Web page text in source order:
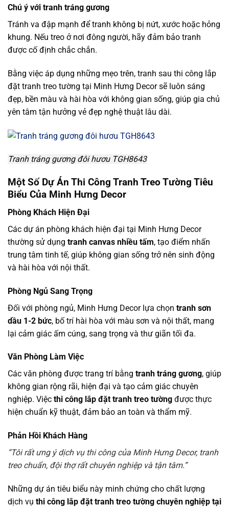
Chú ý với tranh tráng gương
Tránh va đập mạnh để tranh không bị nứt, xước hoặc hỏng
khung. Nếu treo ở nơi đông người, hãy đảm bảo tranh
được cố định chắc chắn.
Bằng việc áp dụng những mẹo trên, tranh sau thi công lắp
đặt tranh treo tường tại Minh Hưng Decor sẽ luôn sáng
đẹp, bền màu và hài hòa với không gian sống, giúp gia chủ
yên tâm tận hưởng vẻ đẹp nghệ thuật lâu dài.
Tranh tráng gương đôi hươu TGH8643
Một Số Dự Án Thi Công Tranh Treo Tường Tiêu
Biểu Của Minh Hưng Decor
Phòng Khách Hiện Đại
Các dự án phòng khách hiện đại tại Minh Hưng Decor
thường sử dụng tranh canvas nhiều tấm, tạo điểm nhấn
trung tâm tinh tế, giúp không gian sống trở nên sinh động
và hài hòa với nội thất.
Phòng Ngủ Sang Trọng
Đối với phòng ngủ, Minh Hưng Decor lựa chọn tranh sơn
dầu 1-2 bức, bố trí hài hòa với màu sơn và nội thất, mang
lại cảm giác ấm cúng, sang trọng và thư giãn tối đa.
Văn Phòng Làm Việc
Các văn phòng được trang trí bằng tranh tráng gương, giúp
không gian rộng rãi, hiện đại và tạo cảm giác chuyên
nghiệp. Việc thi công lắp đặt tranh treo tường được thực
hiện chuẩn kỹ thuật, đảm bảo an toàn và thẩm mỹ.
Phản Hồi Khách Hàng
“Tôi rất ưng ý dịch vụ thi công của Minh Hưng Decor, tranh
treo chuẩn, đội thợ rất chuyên nghiệp và tận tâm.”
Những dự án tiêu biểu này minh chứng cho chất lượng
dịch vụ thi công lắp đặt tranh treo tường chuyên nghiệp tại